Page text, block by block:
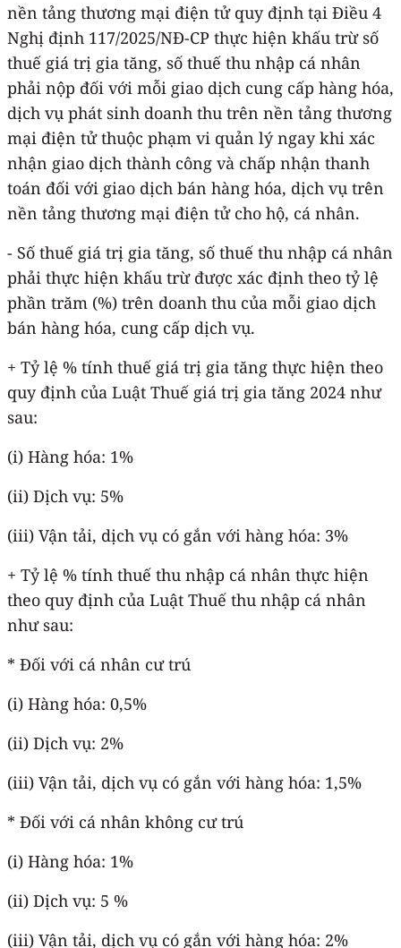
nền tảng thương mại điện tử quy định tại Điều 4
Nghị định 117/2025/NĐ-CP thực hiện khấu trừ số
thuế giá trị gia tăng, số thuế thu nhập cá nhân
phải nộp đối với mỗi giao dịch cung cấp hàng hóa,
dịch vụ phát sinh doanh thu trên nền tảng thương
mại điện tử thuộc phạm vi quản lý ngay khi xác
nhận giao dịch thành công và chấp nhận thanh
toán đối với giao dịch bán hàng hóa, dịch vụ trên
nền tảng thương mại điện tử cho hộ, cá nhân.
- Số thuế giá trị gia tăng, số thuế thu nhập cá nhân
phải thực hiện khấu trừ được xác định theo tỷ lệ
phần trăm (%) trên doanh thu của mỗi giao dịch
bán hàng hóa, cung cấp dịch vụ.
+ Tỷ lệ % tính thuế giá trị gia tăng thực hiện theo
quy định của Luật Thuế giá trị gia tăng 2024 như
sau:
(i) Hàng hóa: 1%
(ii) Dịch vụ: 5%
(iii) Vận tải, dịch vụ có gắn với hàng hóa: 3%
+ Tỷ lệ % tính thuế thu nhập cá nhân thực hiện
theo quy định của Luật Thuế thu nhập cá nhân
như sau:
* Đối với cá nhân cư trú
(i) Hàng hóa: 0,5%
(ii) Dịch vụ: 2%
(iii) Vận tải, dịch vụ có gắn với hàng hóa: 1,5%
* Đối với cá nhân không cư trú
(i) Hàng hóa: 1%
(ii) Dịch vụ: 5 %
(iii) Vận tải, dịch vụ có gắn với hàng hóa: 2%